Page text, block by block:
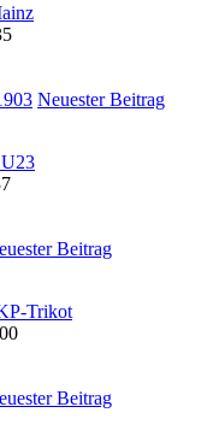
Neuester Beitrag
U23
Beitrag
Trikot
Beitrag